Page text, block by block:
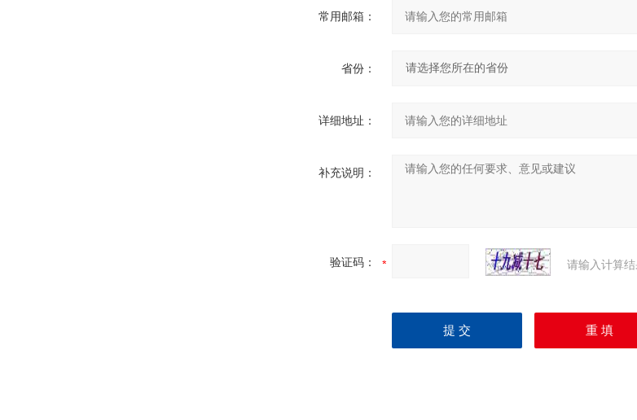
常用邮箱：
省份：
详细地址：
补充说明：
验证码： 请输入计算